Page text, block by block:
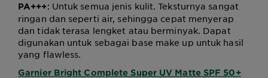
PA+++: Untuk semua jenis kulit. Teksturnya sangat
ringan dan seperti air, sehingga cepat menyerap
dan tidak terasa lengket atau berminyak. Dapat
digunakan untuk sebagai base make up untuk hasil
yang flawless.
Garnier Bright Complete Super UV Matte SPF 50+